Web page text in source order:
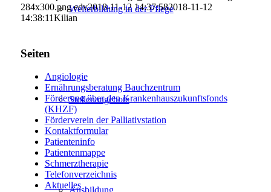
Weiterbildung in der Pflege
Stellenangebote
Ausbildung
284x300.png edv2018-11-12 14:37:582018-11-12
14:38:11Kilian
Seiten
Angiologie
Ernährungsberatung Bauchzentrum
Förderung über den Krankenhauszukunftsfonds
(KHZF)
Förderverein der Palliativstation
Kontaktformular
Patienteninfo
Patientenmappe
Schmerztherapie
Telefonverzeichnis
Aktuelles